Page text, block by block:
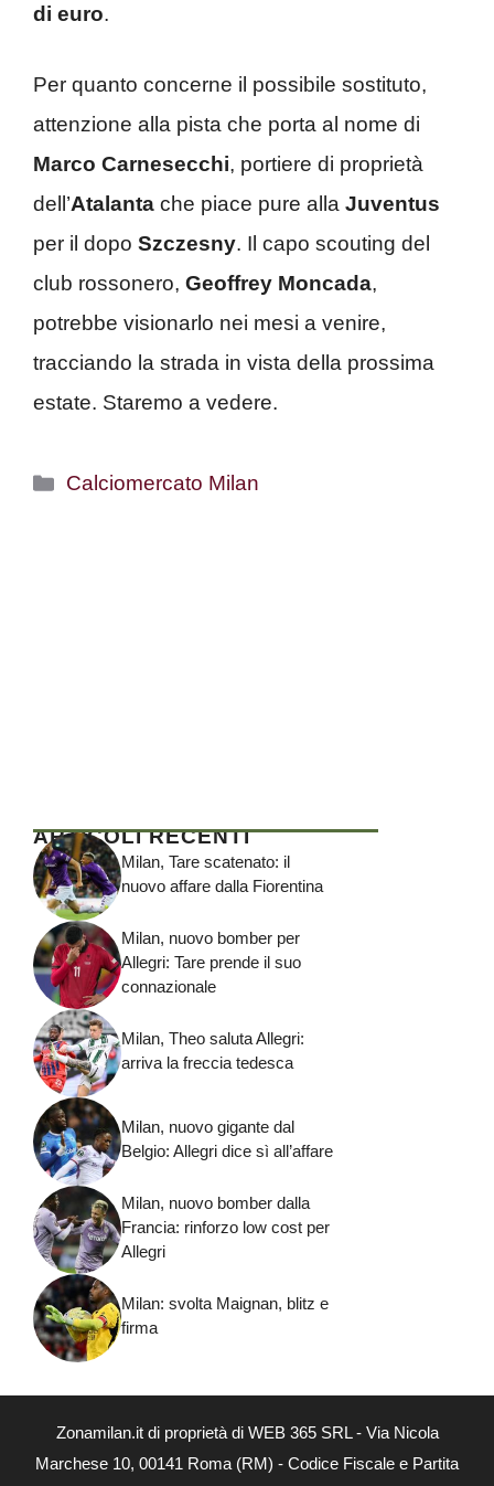
di euro.
Per quanto concerne il possibile sostituto,
attenzione alla pista che porta al nome di
Marco Carnesecchi, portiere di proprietà
dell’Atalanta che piace pure alla Juventus
per il dopo Szczesny. Il capo scouting del
club rossonero, Geoffrey Moncada,
potrebbe visionarlo nei mesi a venire,
tracciando la strada in vista della prossima
estate. Staremo a vedere.
Categorie
Calciomercato Milan
ARTICOLI RECENTI
Milan, Tare scatenato: il
nuovo affare dalla Fiorentina
Milan, nuovo bomber per
Allegri: Tare prende il suo
connazionale
Milan, Theo saluta Allegri:
arriva la freccia tedesca
Milan, nuovo gigante dal
Belgio: Allegri dice sì all’affare
Milan, nuovo bomber dalla
Francia: rinforzo low cost per
Allegri
Milan: svolta Maignan, blitz e
firma
Zonamilan.it di proprietà di WEB 365 SRL - Via Nicola
Marchese 10, 00141 Roma (RM) - Codice Fiscale e Partita